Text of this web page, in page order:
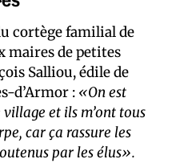
cortège familial de
maires de petites
Salliou, édile de
d’Armor : «On est
et ils m’ont tous
car ça rassure les
par les élus».